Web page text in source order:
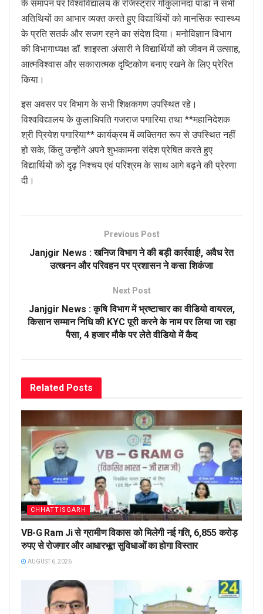
के समापन पर विश्वविद्यालय के रजिस्ट्रार गोकुलानंदा पांडा ने सभी
अतिथियों का आभार व्यक्त करते हुए विद्यार्थियों को मानसिक स्वास्थ्य
के प्रति सतर्क और सजग रहने का संदेश दिया। मनोविज्ञान विभाग
की विभागाध्यक्ष डॉ. शाइस्ता अंसारी ने विद्यार्थियों को जीवन में उत्साह,
आत्मविश्वास और सकारात्मक दृष्टिकोण बनाए रखने के लिए प्रेरित
किया।
इस अवसर पर विभाग के सभी शिक्षकगण उपस्थित रहे।
विश्वविद्यालय के कुलाधिपति गजराज पगारिया तथा **महानिदेशक
श्री प्रियेश पगारिया** कार्यक्रम में व्यक्तिगत रूप से उपस्थित नहीं
हो सके, किंतु उन्होंने अपने शुभकामना संदेश प्रेषित करते हुए
विद्यार्थियों को दृढ़ निश्चय एवं परिश्रम के साथ आगे बढ़ने की प्रेरणा
दी।
Previous Post
Janjgir News : खनिज विभाग ने की बड़ी कार्रवाई!, अवैध रेत
उत्खनन और परिवहन पर प्रशासन ने कसा शिकंजा
Next Post
Janjgir News : कृषि विभाग में भ्रष्टाचार का वीडियो वायरल,
किसान सम्मान निधि की KYC पूरी करने के नाम पर लिया जा रहा
पैसा, 4 हजार मौके पर लेते वीडियो में कैद
Related Posts
CHHATTISGARH
VB-G Ram Ji से ग्रामीण विकास को मिलेगी नई गति, 6,855 करोड़
रुपए से रोजगार और आधारभूत सुविधाओं का होगा विस्तार
AUGUST 6, 2026